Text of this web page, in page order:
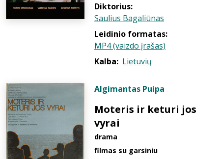
Diktorius:
Saulius Bagaliūnas
Leidinio formatas:
MP4 (vaizdo įrašas)
Kalba: Lietuvių
Algimantas Puipa
Moteris ir keturi jos
vyrai
drama
filmas su garsiniu